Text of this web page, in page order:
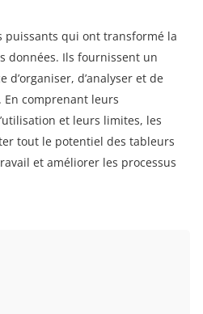
puissants qui ont transformé la
données. Ils fournissent un
d’organiser, d’analyser et de
comprenant leurs
et leurs limites, les
tout le potentiel des tableurs
et améliorer les processus